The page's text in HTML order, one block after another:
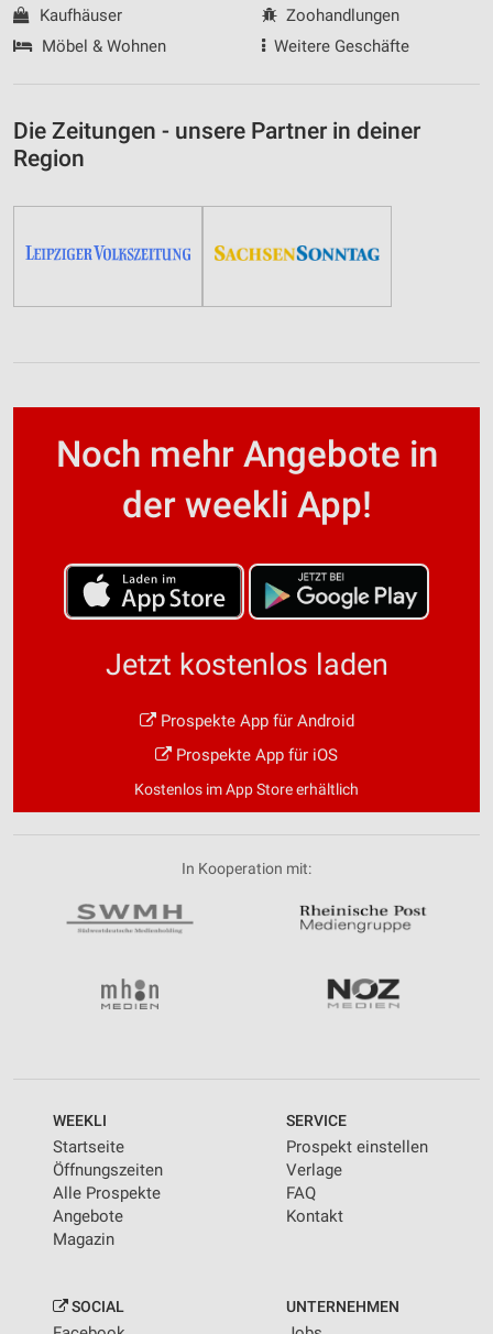
Kaufhäuser
Möbel & Wohnen
Zoohandlungen
Weitere Geschäfte
Die Zeitungen - unsere Partner in deiner
Region
Noch mehr Angebote in
der weekli App!
Jetzt kostenlos laden
Prospekte App für Android
Prospekte App für iOS
Kostenlos im App Store erhältlich
In Kooperation mit:
WEEKLI
Startseite
Öffnungszeiten
Alle Prospekte
Angebote
Magazin
SERVICE
Prospekt einstellen
Verlage
FAQ
Kontakt
SOCIAL UNTERNEHMEN